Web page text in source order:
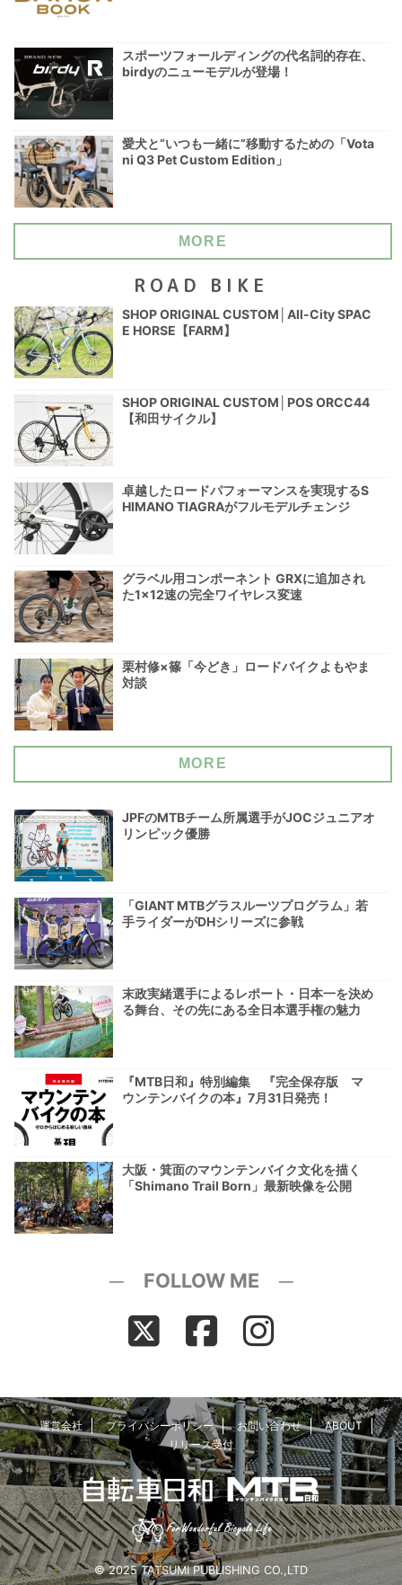
スポーツフォールディングの代名詞的存在、
birdyのニューモデルが登場！
愛犬と“いつも一緒に”移動するための「Vota
ni Q3 Pet Custom Edition」
MORE
ROAD BIKE
SHOP ORIGINAL CUSTOM│All-City SPAC
E HORSE【FARM】
SHOP ORIGINAL CUSTOM│POS ORCC44
【和田サイクル】
卓越したロードパフォーマンスを実現するS
HIMANO TIAGRAがフルモデルチェンジ
グラベル用コンポーネント GRXに追加され
た1×12速の完全ワイヤレス変速
栗村修×篠「今どき」ロードバイクよもやま
対談
MORE
JPFのMTBチーム所属選手がJOCジュニアオ
リンピック優勝
「GIANT MTBグラスルーツプログラム」若
手ライダーがDHシリーズに参戦
末政実緒選手によるレポート・日本一を決め
る舞台、その先にある全日本選手権の魅力
『MTB日和』特別編集 『完全保存版 マ
ウンテンバイクの本』7月31日発売！
大阪・箕面のマウンテンバイク文化を描く
「Shimano Trail Born」最新映像を公開
─ FOLLOW ME ─
運営会社 プライバシーポリシー お問い合わせ
ABOUT
リリース受付
© 2025 TATSUMI PUBLISHING CO.,LTD